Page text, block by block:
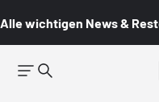
Alle wichtigen News &